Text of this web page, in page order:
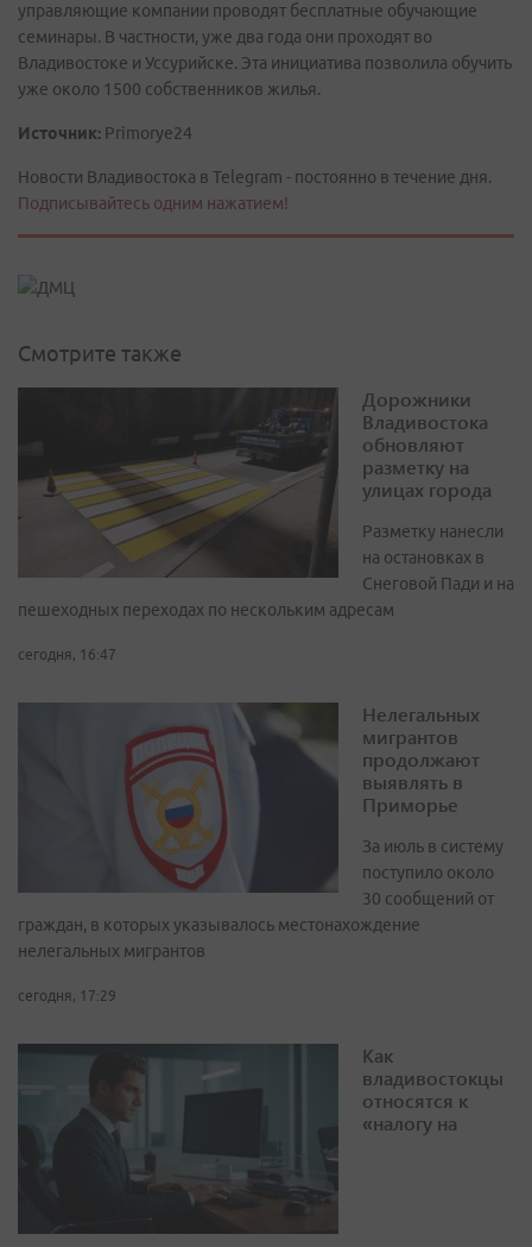
управляющие компании проводят бесплатные обучающие
семинары. В частности, уже два года они проходят во
Владивостоке и Уссурийске. Эта инициатива позволила обучить
уже около 1500 собственников жилья.
Источник: Primorye24
Новости Владивостока в Telegram - постоянно в течение дня.
Подписывайтесь одним нажатием!
Смотрите также
Дорожники
Владивостока
обновляют
разметку на
улицах города
Разметку нанесли
на остановках в
Снеговой Пади и на
пешеходных переходах по нескольким адресам
сегодня, 16:47
Нелегальных
мигрантов
продолжают
выявлять в
Приморье
За июль в систему
поступило около
30 сообщений от
граждан, в которых указывалось местонахождение
нелегальных мигрантов
сегодня, 17:29
Как
владивостокцы
относятся к
«налогу на